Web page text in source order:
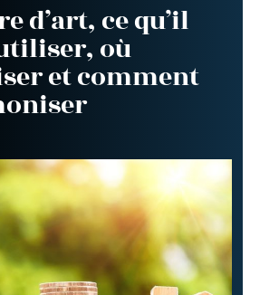
d’art, ce qu’il
où
et comment